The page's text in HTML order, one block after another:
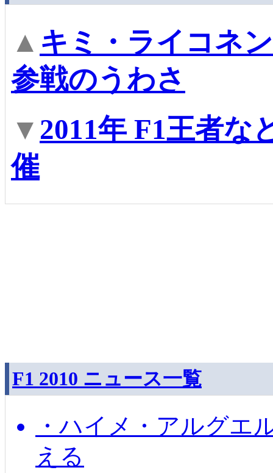
▲ キミ・ライコネ
参戦のうわさ
▼ 2011年 F1王者な
催
F1 2010 ニュース一覧
・ハイメ・アルグエ
える